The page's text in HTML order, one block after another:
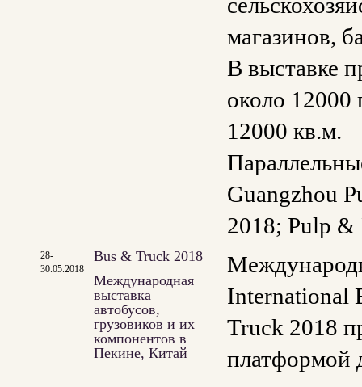
магазинов,
В выставке
около 12000
12000 кв.м.
Guangzhou
2018; Pulp &
28-
30.05.2018
Bus & Truck 2018
Международная
выставка
автобусов,
грузовиков и их
компонентов в
Пекине, Китай
International
Truck 2018
платформой